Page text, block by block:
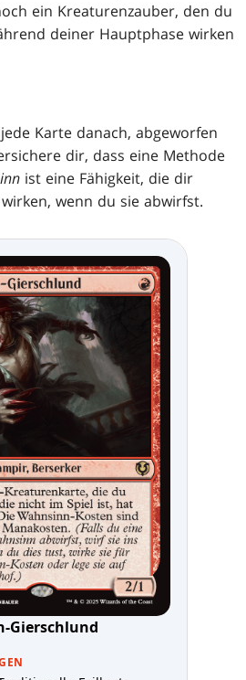
ein Kreaturenzauber, den du
deiner Hauptphase wirken
Karte danach, abgeworfen
dir, dass eine Methode
ist eine Fähigkeit, die dir
wenn du sie abwirfst.
Gierschlund